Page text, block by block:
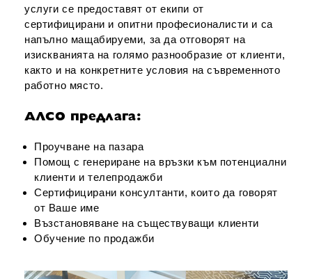
услуги се предоставят от екипи от
сертифицирани и опитни професионалисти и са
напълно мащабируеми, за да отговорят на
изискванията на голямо разнообразие от клиенти,
както и на конкретните условия на съвременното
работно място.
АЛСО предлага:
Проучване на пазара
Помощ с генериране на връзки към потенциални
клиенти и телепродажби
Сертифицирани консултанти, които да говорят
от Ваше име
Възстановяване на съществуващи клиенти
Обучение по продажби